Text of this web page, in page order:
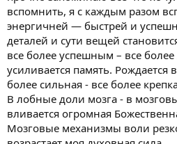
вспомнить, я с каждым разом
энергичней — быстрей и
деталей и сути вещей
все более успешным – все
усиливается память. Рождается
более сильная - все более
В лобные доли мозга - в
вливается огромная
Мозговые механизмы воли